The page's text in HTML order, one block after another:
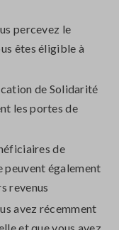
percevez le
êtes éligible à
de Solidarité
les portes de
de
également
revenus
avez récemment